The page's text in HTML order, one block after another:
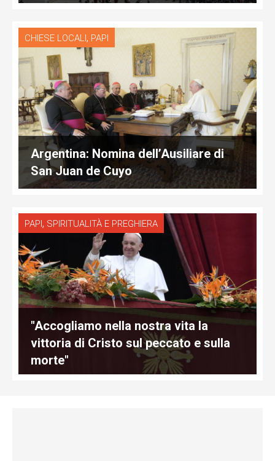
CHIESE LOCALI, PAPI
Argentina: Nomina dell’Ausiliare di
San Juan de Cuyo
PAPI, SPIRITUALITÀ E PREGHIERA
"Accogliamo nella nostra vita la
vittoria di Cristo sul peccato e sulla
morte"